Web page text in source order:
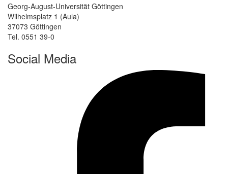
Georg-August-Universität Göttingen
Wilhelmsplatz 1 (Aula)
37073 Göttingen
Tel. 0551 39-0
Social Media